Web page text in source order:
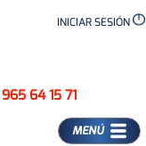
INICIAR SESIÓN
64 15 71
MENÚ